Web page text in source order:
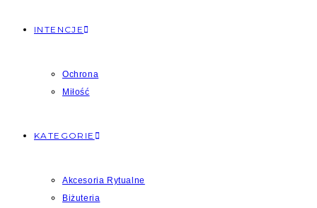
INTENCJE
Ochrona
Miłość
KATEGORIE
Akcesoria Rytualne
Biżuteria